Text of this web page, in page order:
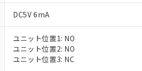
DC5V 6mA
ユニット位置1: NO
ユニット位置2: NO
ユニット位置3: NC
※1 対応状況
対応済み：EU RoHS指令（10
対応予定：EU RoHS指令（10物質
対応予定なし：EU RoHS指令（